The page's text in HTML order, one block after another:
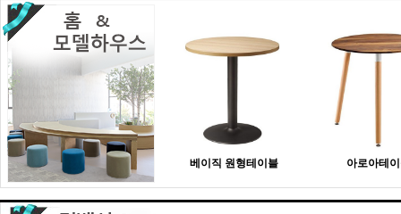
베이직 원형테이블 아로아테